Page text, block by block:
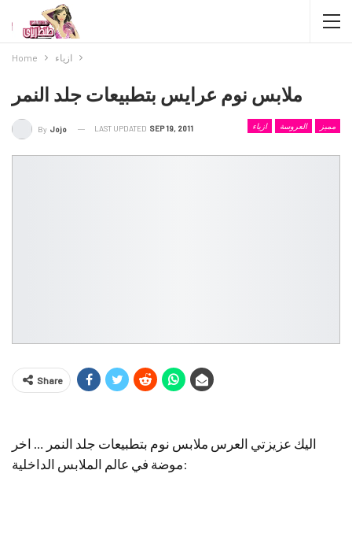
Home ازياء
ملابس نوم عرايس بتطبيعات جلد النمر
ازياء العروسة مميز By Jojo LAST UPDATED SEP 19, 2011
Share
اليك عزيزتي العرس ملابس نوم بتطبيعات جلد النمر … اخر
موضة في عالم الملابس الداخلية: